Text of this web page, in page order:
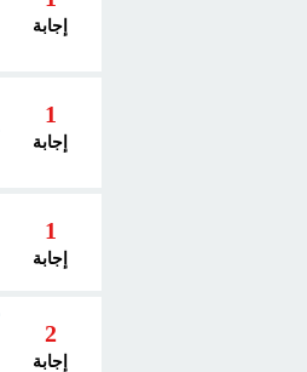
إجابة
1
إجابة
1
إجابة
2
إجابة